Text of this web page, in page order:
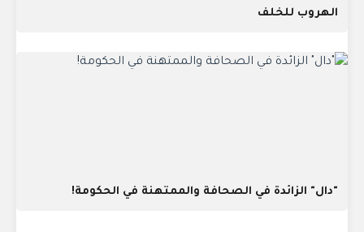
الهروب للخلف
"دال" الزائدة في الصحافة والممتهنة في الحكومة!